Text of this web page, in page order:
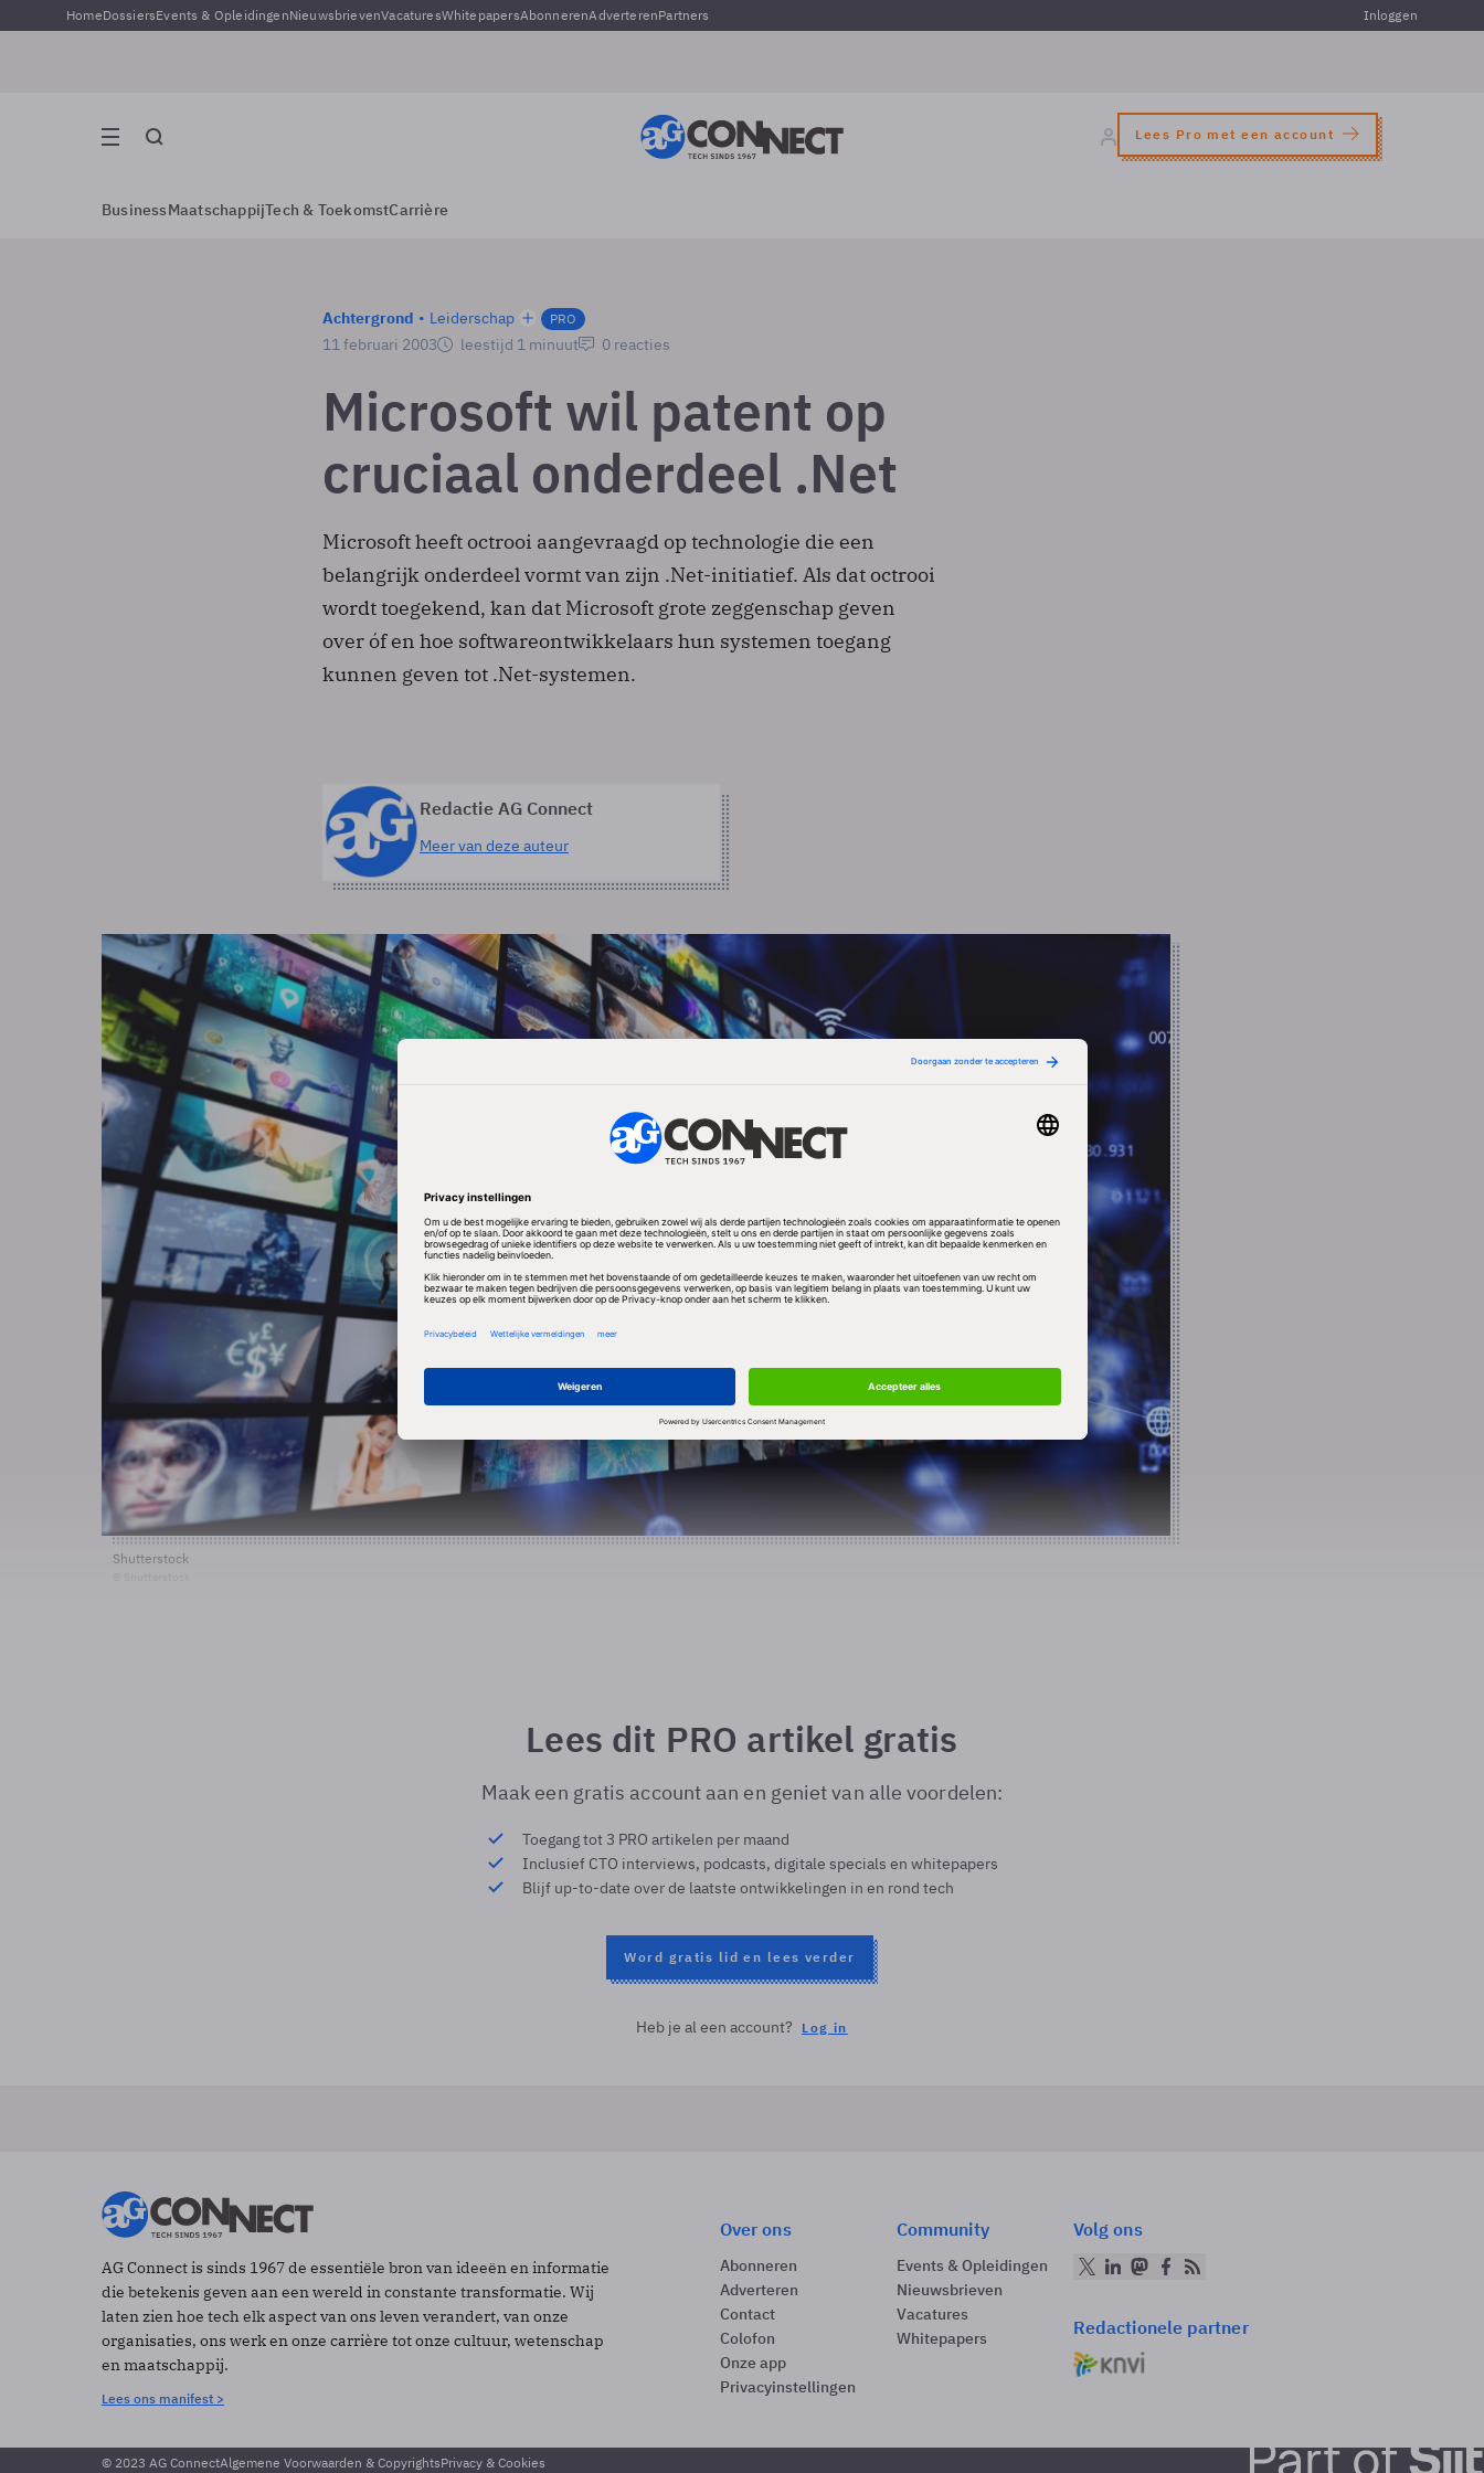
HomeDossiersEvents & OpleidingenNieuwsbrievenVacaturesWhitepapersAbonnerenAdverterenPartners Inloggen
Lees Pro met een account
BusinessMaatschappijTech & ToekomstCarrière
Achtergrond Leiderschap PRO
11 februari 2003 leestijd 1 minuut 0 reacties
Microsoft wil patent op
cruciaal onderdeel .Net
Microsoft heeft octrooi aangevraagd op technologie die een
belangrijk onderdeel vormt van zijn .Net-initiatief. Als dat octrooi
wordt toegekend, kan dat Microsoft grote zeggenschap geven
over óf en hoe softwareontwikkelaars hun systemen toegang
kunnen geven tot .Net-systemen.
Redactie AG Connect
Meer van deze auteur
Shutterstock
Lees dit PRO artikel gratis
Maak een gratis account aan en geniet van alle voordelen:
Toegang tot 3 PRO artikelen per maand
Inclusief CTO interviews, podcasts, digitale specials en whitepapers
Blijf up-to-date over de laatste ontwikkelingen in en rond tech
Word gratis lid en lees verder
Heb je al een account? Log in
AG Connect is sinds 1967 de essentiële bron van ideeën en informatie
die betekenis geven aan een wereld in constante transformatie. Wij
laten zien hoe tech elk aspect van ons leven verandert, van onze
organisaties, ons werk en onze carrière tot onze cultuur, wetenschap
en maatschappij.
Lees ons manifest >
Over ons
Abonneren
Adverteren
Contact
Colofon
Onze app
Privacyinstellingen
Community
Events & Opleidingen
Nieuwsbrieven
Vacatures
Whitepapers
Volg ons
Redactionele partner
© 2023 AG ConnectAlgemene Voorwaarden & CopyrightsPrivacy & Cookies